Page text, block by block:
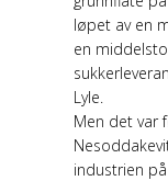
løpet av en
en
Lyle.
Men det var
industrien